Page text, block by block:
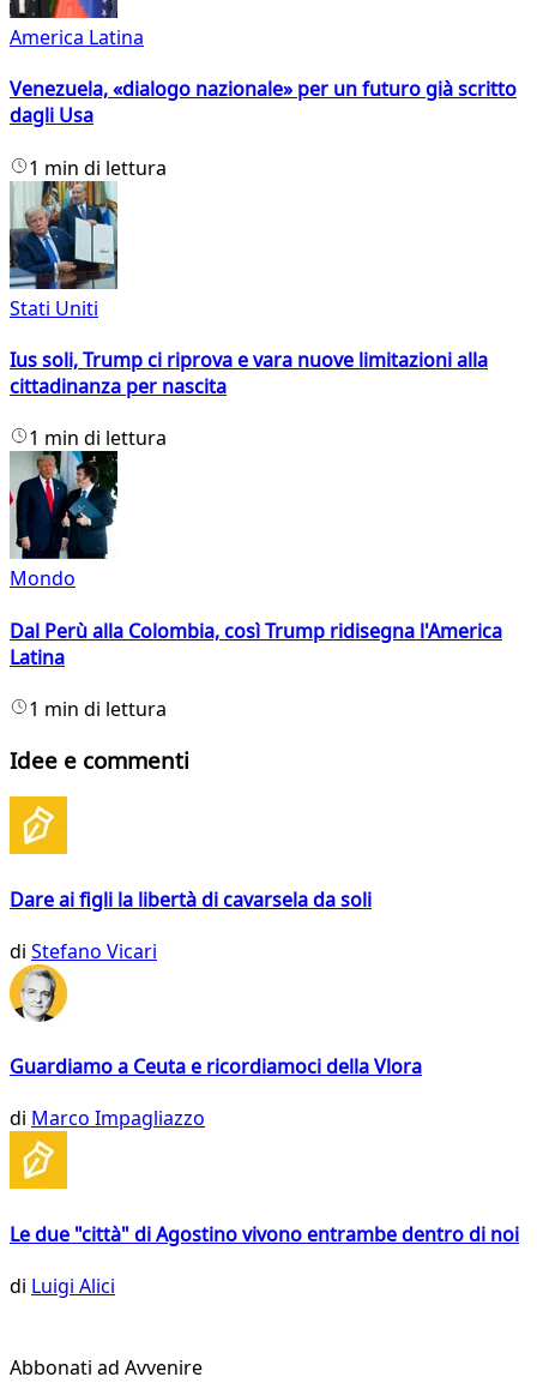
America Latina
Venezuela, «dialogo nazionale» per un futuro già scritto
dagli Usa
1 min di lettura
Stati Uniti
Ius soli, Trump ci riprova e vara nuove limitazioni alla
cittadinanza per nascita
1 min di lettura
Mondo
Dal Perù alla Colombia, così Trump ridisegna l'America
Latina
1 min di lettura
Idee e commenti
Dare ai figli la libertà di cavarsela da soli
di Stefano Vicari
Guardiamo a Ceuta e ricordiamoci della Vlora
di Marco Impagliazzo
Le due "città" di Agostino vivono entrambe dentro di noi
di Luigi Alici
Abbonati ad Avvenire